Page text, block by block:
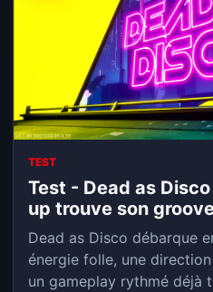
TEST
Test - Dead as
up trouve son
Dead as Disco débarque
énergie folle, une
un gameplay rythmé déjà